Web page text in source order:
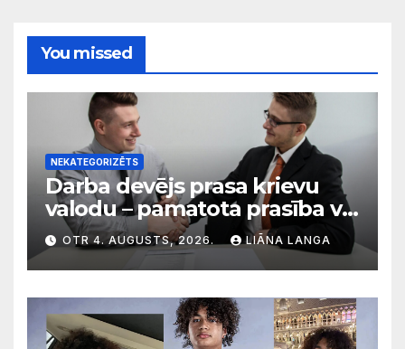
You missed
NEKATEGORIZĒTS
Darba devējs prasa krievu
valodu – pamatota prasība vai
diskriminācija? Skaidro VDI
OTR 4. AUGUSTS, 2026. LIĀNA LANGA